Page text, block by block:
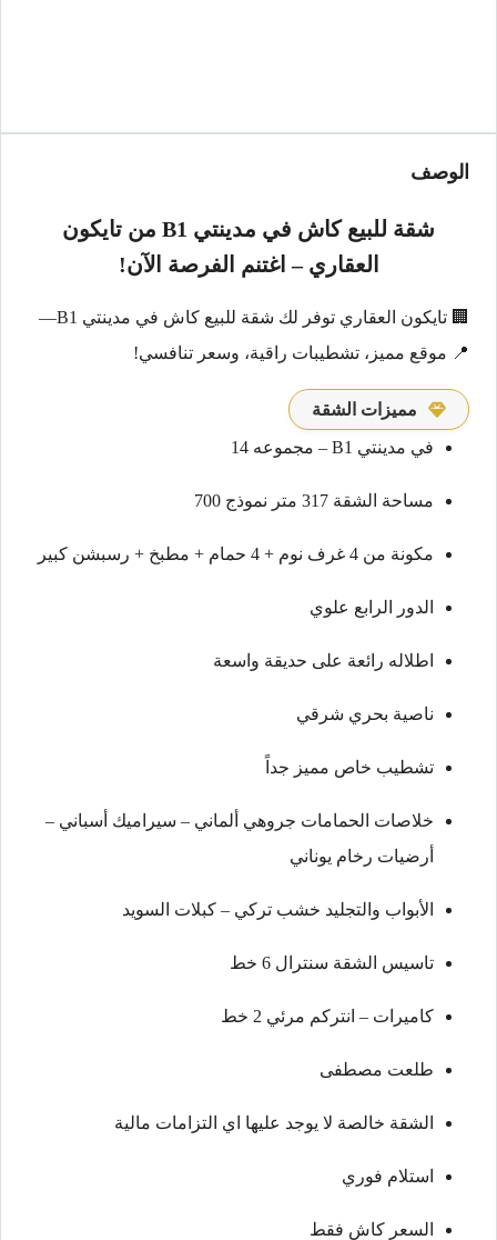
الوصف
شقة للبيع كاش في مدينتي B1 من تايكون
العقاري – اغتنم الفرصة الآن!
🏢 تايكون العقاري توفر لك شقة للبيع كاش في مدينتي B1—
📍 موقع مميز، تشطيبات راقية، وسعر تنافسي!
مميزات الشقة
في مدينتي B1 – مجموعه 14
مساحة الشقة 317 متر نموذج 700
مكونة من 4 غرف نوم + 4 حمام + مطبخ + رسبشن كبير
الدور الرابع علوي
اطلاله رائعة على حديقة واسعة
ناصية بحري شرقي
تشطيب خاص مميز جداً
خلاصات الحمامات جروهي ألماني – سيراميك أسباني –
أرضيات رخام يوناني
الأبواب والتجليد خشب تركي – كبلات السويد
تاسيس الشقة سنترال 6 خط
كاميرات – انتركم مرئي 2 خط
طلعت مصطفى
الشقة خالصة لا يوجد عليها اي التزامات مالية
استلام فوري
السعر كاش فقط